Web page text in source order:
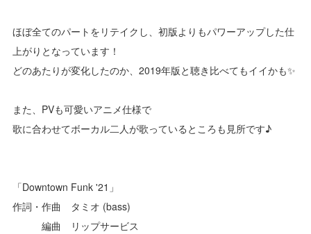
ほぼ全てのパートをリテイクし、初版よりもパワーアップした仕
上がりとなっています！
どのあたりが変化したのか、2019年版と聴き比べてもイイかも✨
また、PVも可愛いアニメ仕様で
歌に合わせてボーカル二人が歌っているところも見所です♪
「Downtown Funk '21」
作詞・作曲 タミオ (bass)
編曲 リップサービス